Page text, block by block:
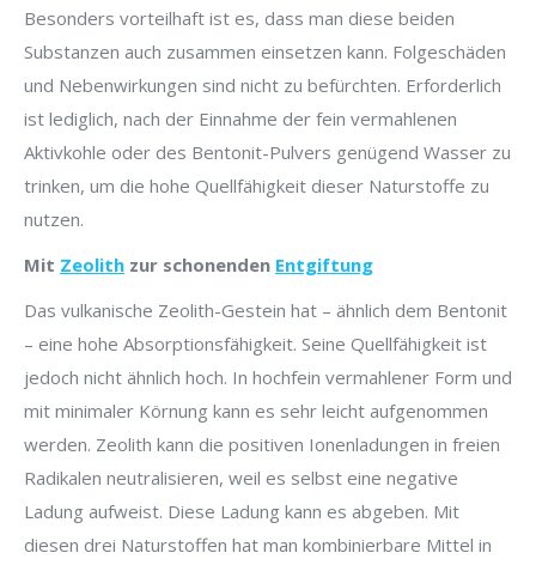
Besonders vorteilhaft ist es, dass man diese beiden
Substanzen auch zusammen einsetzen kann. Folgeschäden
und Nebenwirkungen sind nicht zu befürchten. Erforderlich
ist lediglich, nach der Einnahme der fein vermahlenen
Aktivkohle oder des Bentonit-Pulvers genügend Wasser zu
trinken, um die hohe Quellfähigkeit dieser Naturstoffe zu
nutzen.
Mit Zeolith zur schonenden Entgiftung
Das vulkanische Zeolith-Gestein hat – ähnlich dem Bentonit
– eine hohe Absorptionsfähigkeit. Seine Quellfähigkeit ist
jedoch nicht ähnlich hoch. In hochfein vermahlener Form und
mit minimaler Körnung kann es sehr leicht aufgenommen
werden. Zeolith kann die positiven Ionenladungen in freien
Radikalen neutralisieren, weil es selbst eine negative
Ladung aufweist. Diese Ladung kann es abgeben. Mit
diesen drei Naturstoffen hat man kombinierbare Mittel in